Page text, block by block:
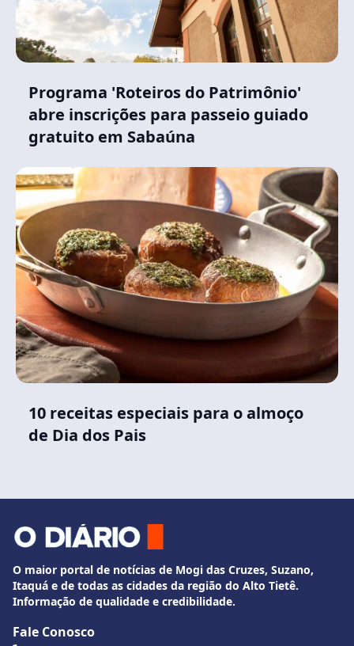
Programa 'Roteiros do Patrimônio'
abre inscrições para passeio guiado
gratuito em Sabaúna
10 receitas especiais para o almoço
de Dia dos Pais
O maior portal de notícias de Mogi das Cruzes, Suzano,
Itaquá e de todas as cidades da região do Alto Tietê.
Informação de qualidade e credibilidade.
Fale Conosco